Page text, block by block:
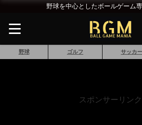
野球を中心としたボールゲーム
野球 ゴルフ サッカー
スポンサーリンク